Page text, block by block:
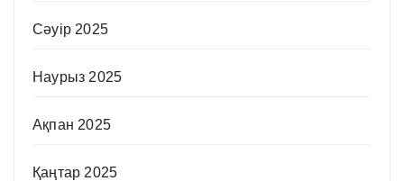
Сәуір 2025
Наурыз 2025
Ақпан 2025
Қаңтар 2025